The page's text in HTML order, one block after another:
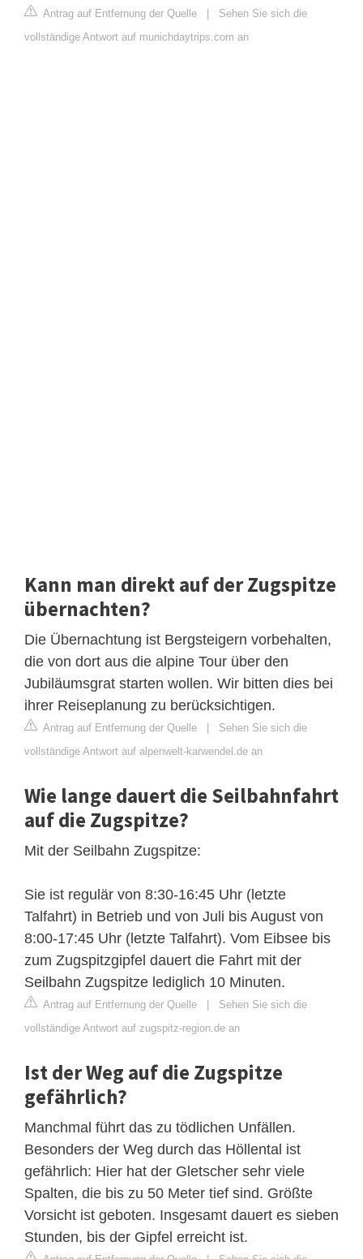
Antrag auf Entfernung der Quelle | Sehen Sie sich die
vollständige Antwort auf munichdaytrips.com an
Kann man direkt auf der Zugspitze
übernachten?
Die Übernachtung ist Bergsteigern vorbehalten,
die von dort aus die alpine Tour über den
Jubiläumsgrat starten wollen. Wir bitten dies bei
ihrer Reiseplanung zu berücksichtigen.
Antrag auf Entfernung der Quelle | Sehen Sie sich die
vollständige Antwort auf alpenwelt-karwendel.de an
Wie lange dauert die Seilbahnfahrt
auf die Zugspitze?
Mit der Seilbahn Zugspitze:
Sie ist regulär von 8:30-16:45 Uhr (letzte
Talfahrt) in Betrieb und von Juli bis August von
8:00-17:45 Uhr (letzte Talfahrt). Vom Eibsee bis
zum Zugspitzgipfel dauert die Fahrt mit der
Seilbahn Zugspitze lediglich 10 Minuten.
Antrag auf Entfernung der Quelle | Sehen Sie sich die
vollständige Antwort auf zugspitz-region.de an
Ist der Weg auf die Zugspitze
gefährlich?
Manchmal führt das zu tödlichen Unfällen.
Besonders der Weg durch das Höllental ist
gefährlich: Hier hat der Gletscher sehr viele
Spalten, die bis zu 50 Meter tief sind. Größte
Vorsicht ist geboten. Insgesamt dauert es sieben
Stunden, bis der Gipfel erreicht ist.